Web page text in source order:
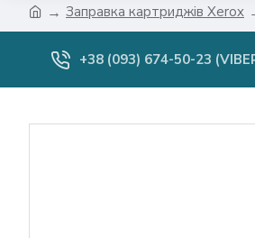
Заправка картриджів Xerox
+38 (093) 674-50-23